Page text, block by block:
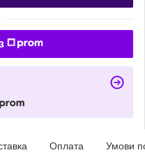
Оплата Умови